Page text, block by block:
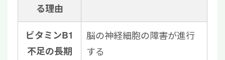
る理由
ビタミンB1
不足の長期
脳の神経細胞の障害が進行
する